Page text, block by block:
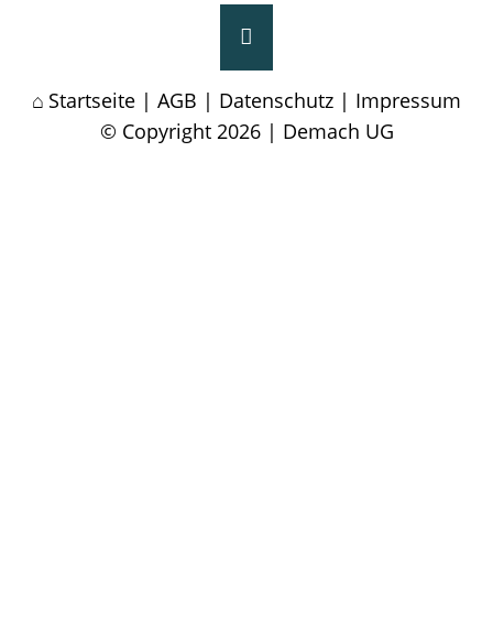
Startseite |AGB | Datenschutz | Impressum
© Copyright 2026 | Demach UG